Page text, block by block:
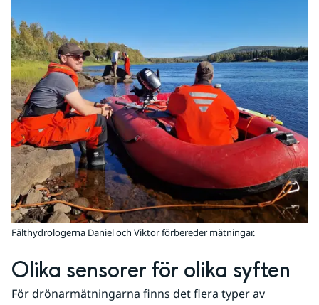
Fälthydrologerna Daniel och Viktor förbereder mätningar.
Olika sensorer för olika syften
För drönarmätningarna finns det flera typer av